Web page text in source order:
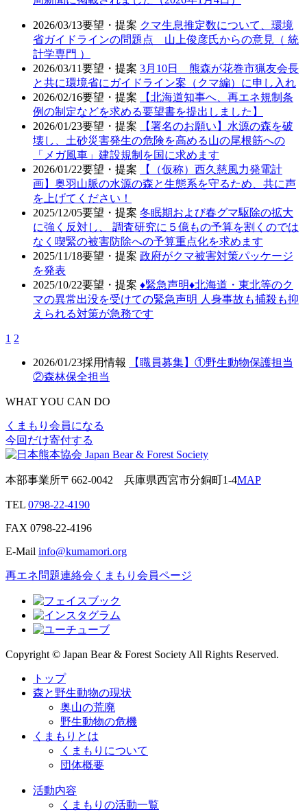
2026/03/13要望・提案 クマ生息推定数について、環境
省ガイドラインの問題点 山上俊彦氏からの意見（ 統
計学専門 ）
2026/03/11要望・提案 3月10日 熊森が花巻市猟友会長
と共に環境省にガイドライン案（クマ編）に申し入れ
2026/02/16要望・提案
【北海道知事へ、再エネ規制条
例の制定などを求める要望書を提出しました】
2026/01/23要望・提案
【署名のお願い】水源の森を破
壊し、土砂災害発生の危険を高める山の尾根筋への
「メガ風車」建設規制を国に求めます
2026/01/22要望・提案
【（仮称）西久慈風力発電計
画】奥羽山脈の水源の森と生態系を守るため、共に声
を上げてください！
2025/12/05要望・提案 冬眠期および春グマ駆除の拡大
に強く反対し、 調査研究に５億もの予算を割くのでは
なく喫緊の被害防除への予算重点化を求めます
2025/11/18要望・提案 政府がクマ被害対策パッケージ
を発表
2025/10/22要望・提案 ♦️緊急声明♦️北海道・東北等のク
マの異常出没を受けての緊急声明 人身事故も捕殺も抑
えられる対策が急務です
1 2
2026/01/23採用情報
【職員募集】①野生動物保護担当
②森林保全担当
WHAT YOU CAN DO
くまもり会員になる
今回だけ寄付する
本部事業所〒662-0042 兵庫県西宮市分銅町1-4MAP
TEL 0798-22-4190
FAX 0798-22-4196
E-Mail info@kumamori.org
再エネ問題連絡会 くまもり会員ページ
Copyright © Japan Bear & Forest Society All Rights Reserved.
トップ
森と野生動物の現状
奥山の荒廃
野生動物の危機
くまもりとは
くまもりについて
団体概要
活動内容
くまもりの活動一覧